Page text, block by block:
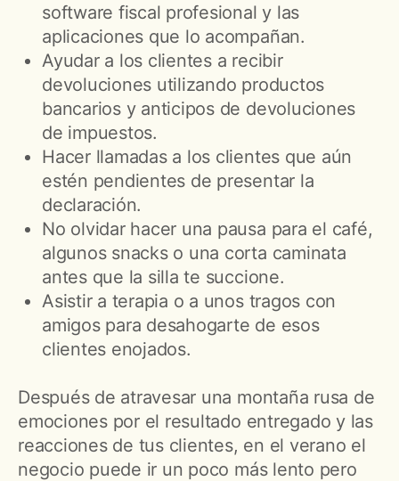
software fiscal profesional y las
aplicaciones que lo acompañan.
Ayudar a los clientes a recibir
devoluciones utilizando productos
bancarios y anticipos de devoluciones
de impuestos.
Hacer llamadas a los clientes que aún
estén pendientes de presentar la
declaración.
No olvidar hacer una pausa para el café,
algunos snacks o una corta caminata
antes que la silla te succione.
Asistir a terapia o a unos tragos con
amigos para desahogarte de esos
clientes enojados.
Después de atravesar una montaña rusa de
emociones por el resultado entregado y las
reacciones de tus clientes, en el verano el
negocio puede ir un poco más lento pero